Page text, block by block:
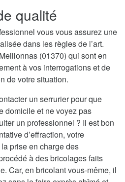
qualité
vous vous assurez une
dans les règles de l’art.
(01370) qui sont en
à vos interrogations et de
de votre situation.
un serrurier pour que
domicile et ne voyez pas
un professionnel ? Il est bon
d’effraction, votre
prise en charge des
à des bricolages faits
Car, en bricolant vous-même, il